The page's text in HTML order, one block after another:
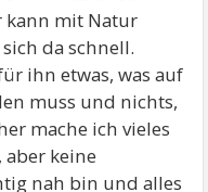
kann mit Natur
da schnell.
ihn etwas, was auf
muss und nichts,
mache ich vieles
aber keine
nah bin und alles